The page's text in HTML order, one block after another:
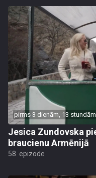
pirms 3 dienām, 13 stundām
Jesica Zundovska
braucienu Armēnijā
58. epizode